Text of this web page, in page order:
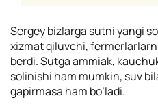
Sergey bizlarga sutni yangi
xizmat qiluvchi,
berdi. Sutga ammiak,
solinishi ham mumkin, suv
gapirmasa ham bo’ladi.